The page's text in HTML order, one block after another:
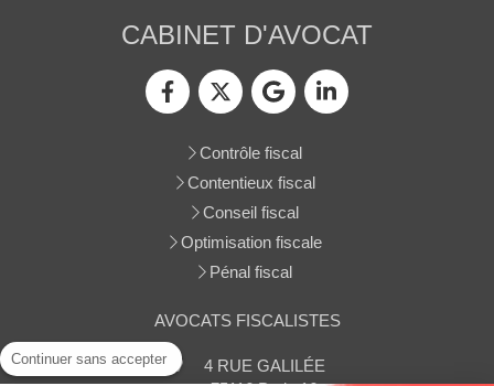
CABINET D'AVOCAT
Contrôle fiscal
Contentieux fiscal
Conseil fiscal
Optimisation fiscale
Pénal fiscal
AVOCATS FISCALISTES
4 RUE GALILÉE
Continuer sans accepter